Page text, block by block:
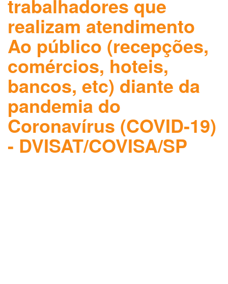
trabalhadores que
realizam atendimento
Ao público (recepções,
comércios, hoteis,
bancos, etc) diante da
pandemia do
Coronavírus (COVID-19)
- DVISAT/COVISA/SP